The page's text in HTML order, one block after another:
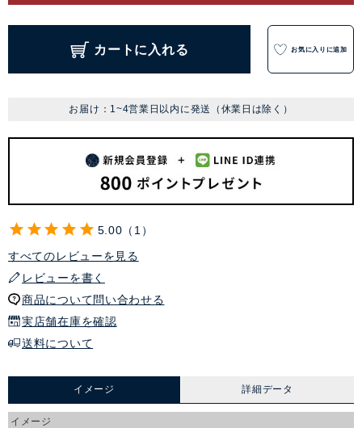
カートに入れる お気に入りに追加
お届け：1~4営業日以内に発送（休業日は除く）
5.00
1
すべてのレビューを見る
レビューを書く
商品について問い合わせる
実店舗在庫を確認
送料について
イメージ 詳細データ
イメージ